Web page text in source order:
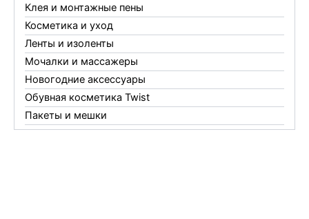
Клея и монтажные пены
Косметика и уход
Ленты и изоленты
Мочалки и массажеры
Новогодние аксессуары
Обувная косметика Twist
Пакеты и мешки
Перчатки